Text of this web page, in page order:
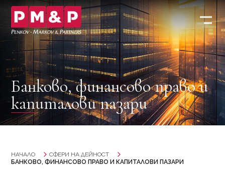
Банково, финансово право и
капиталови пазари
НАЧАЛО
СФЕРИ НА ДЕЙНОСТ
БАНКОВО, ФИНАНСОВО ПРАВО И КАПИТАЛОВИ ПАЗАРИ